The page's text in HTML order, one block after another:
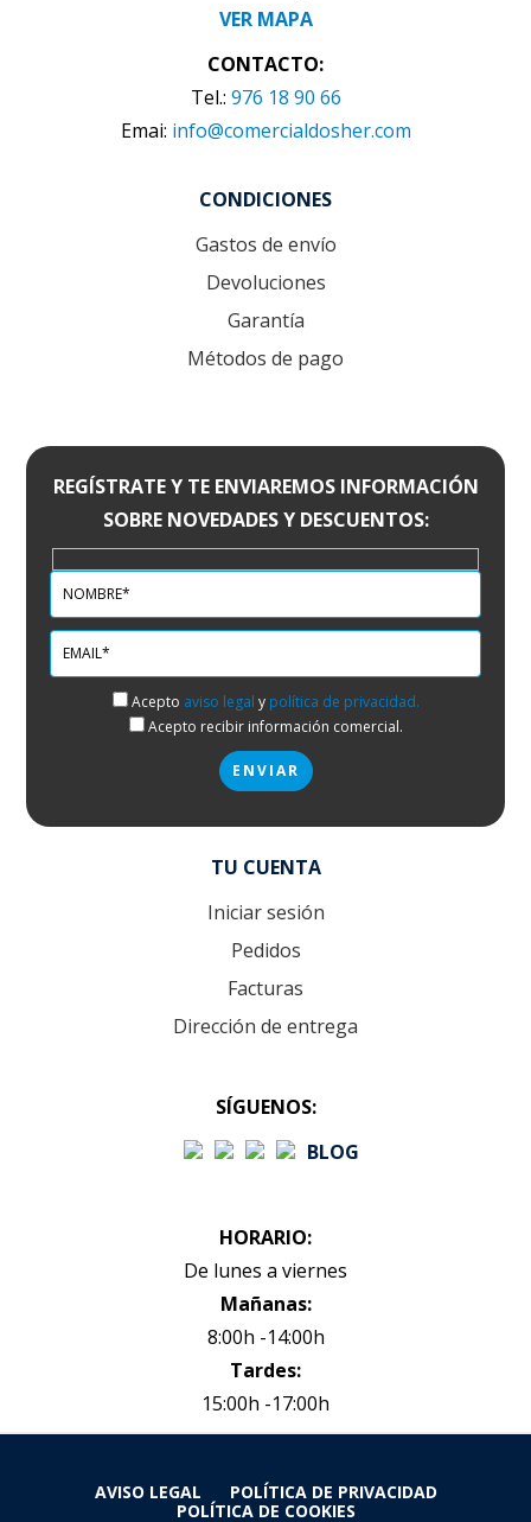
VER MAPA
CONTACTO:
Tel.: 976 18 90 66
Emai: info@comercialdosher.com
CONDICIONES
Gastos de envío
Devoluciones
Garantía
Métodos de pago
REGÍSTRATE Y TE ENVIAREMOS INFORMACIÓN
SOBRE NOVEDADES Y DESCUENTOS:
Acepto aviso legal y política de privacidad.
Acepto recibir información comercial.
TU CUENTA
Iniciar sesión
Pedidos
Facturas
Dirección de entrega
SÍGUENOS:
BLOG
HORARIO:
De lunes a viernes
Mañanas:
8:00h -14:00h
Tardes:
15:00h -17:00h
AVISO LEGAL
POLÍTICA DE PRIVACIDAD
POLÍTICA DE COOKIES